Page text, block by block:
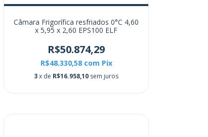
Câmara Frigorífica resfriados 0°C 4,60
x 5,95 x 2,60 EPS100 ELF
R$50.874,29
R$48.330,58 com Pix
3x de R$16.958,10 sem juros